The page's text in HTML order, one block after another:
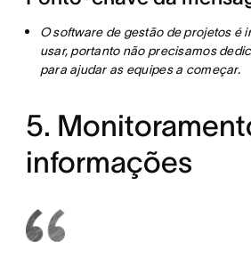
O software de gestão de projetos é
usar, portanto não precisamos
para ajudar as equipes a começar.
5.
informações